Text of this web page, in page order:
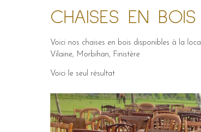
CHAISES EN BOIS
Voici nos chaises en bois disponibles à la
Vilaine, Morbihan, Finistère
Voici le seul résultat